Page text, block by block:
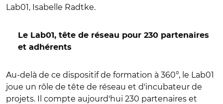
Lab01, Isabelle Radtke.
Le Lab01, tête de réseau pour 230 partenaires
et adhérents
Au-delà de ce dispositif de formation à 360°, le Lab01
joue un rôle de tête de réseau et d'incubateur de
projets. Il compte aujourd'hui 230 partenaires et